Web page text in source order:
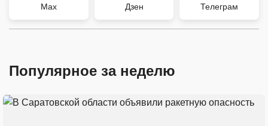
Max Дзен Телеграм
Популярное за неделю